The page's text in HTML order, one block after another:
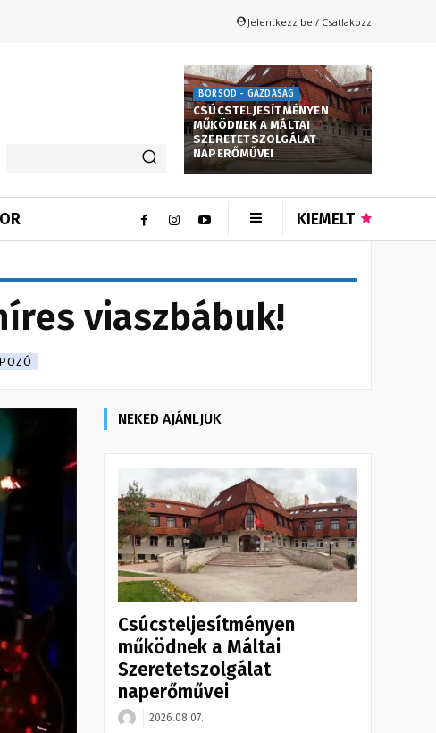
Jelentkezz be / Csatlakozz
BORSOD - GAZDASÁG
CSÚCSTELJESÍTMÉNYEN
MŰKÖDNEK A MÁLTAI
SZERETETSZOLGÁLAT
NAPERŐMŰVEI
KIEMELT
viaszbábuk!
NEKED AJÁNLJUK
Csúcsteljesítményen
működnek a Máltai
Szeretetszolgálat
naperőművei
2026.08.07.